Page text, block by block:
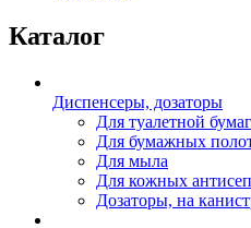
Каталог
Диспенсеры, дозаторы
Для туалетной
Для бумажных
Для мыла
Для кожных
Дозаторы, на